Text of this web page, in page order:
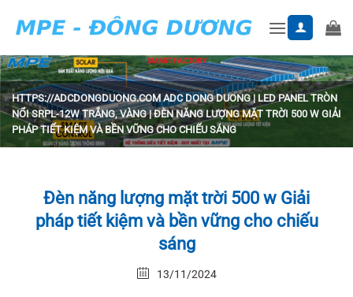
HTTPS://ADCDONGDUONG.COM ADC DONG DUONG| LED PANEL TRÒN
NỔI SRPL-12W TRẮNG, VÀNG|ĐÈN NĂNG LƯỢNG MẶT TRỜI 500 W GIẢI
PHÁP TIẾT KIỆM VÀ BỀN VỮNG CHO CHIẾU SÁNG
Đèn năng lượng mặt trời 500 w Giải
pháp tiết kiệm và bền vững cho chiếu
sáng
13/11/2024